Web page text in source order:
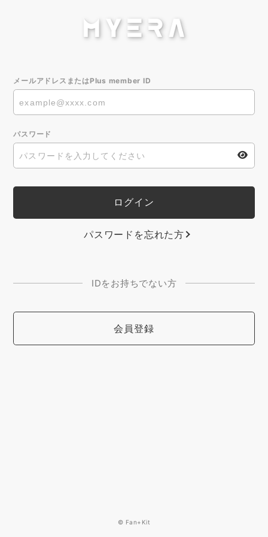
メールアドレスまたはPlus member ID
パスワード
パスワードを忘れた方
IDをお持ちでない方
会員登録
© Fan+Kit